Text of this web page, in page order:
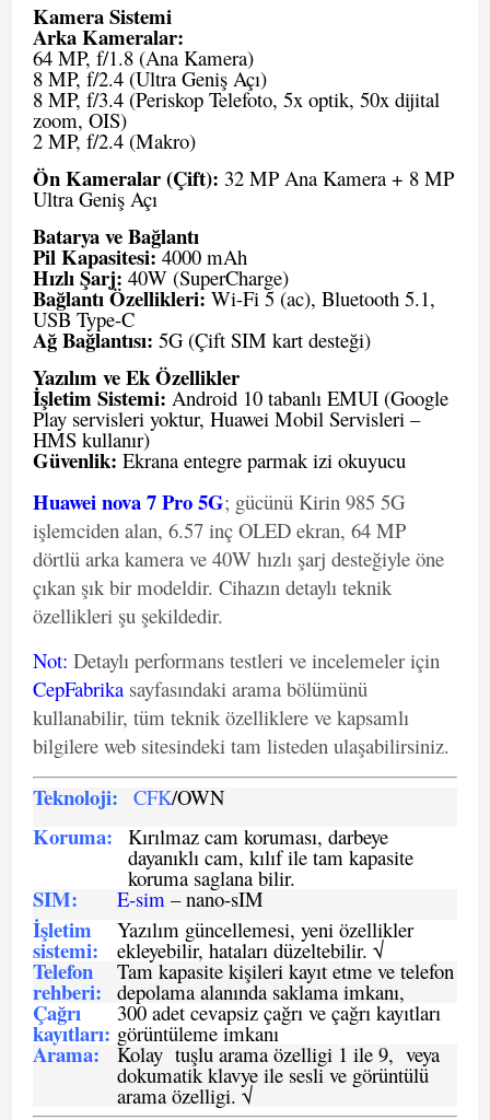
Kamera Sistemi
Arka Kameralar:
64 MP, f/1.8 (Ana Kamera)
8 MP, f/2.4 (Ultra Geniş Açı)
8 MP, f/3.4 (Periskop Telefoto, 5x optik, 50x dijital
zoom, OIS)
2 MP, f/2.4 (Makro)
Ön Kameralar (Çift): 32 MP Ana Kamera + 8 MP
Ultra Geniş Açı
Batarya ve Bağlantı
Pil Kapasitesi:4000 mAh
Hızlı Şarj: 40W (SuperCharge)
Bağlantı Özellikleri: Wi-Fi 5 (ac), Bluetooth 5.1,
USB Type-C
Ağ Bağlantısı: 5G (Çift SIM kart desteği)
Yazılım ve Ek Özellikler
İşletim Sistemi: Android 10 tabanlı EMUI (Google
Play servisleri yoktur, Huawei Mobil Servisleri –
HMS kullanır)
Güvenlik: Ekrana entegre parmak izi okuyucu
Huawei nova 7 Pro 5G; gücünü Kirin 985 5G
işlemciden alan, 6.57 inç OLED ekran, 64 MP
dörtlü arka kamera ve 40W hızlı şarj desteğiyle öne
çıkan şık bir modeldir. Cihazın detaylı teknik
özellikleri şu şekildedir.
Not: Detaylı performans testleri ve incelemeler için
CepFabrika sayfasındaki arama bölümünü
kullanabilir, tüm teknik özelliklere ve kapsamlı
bilgilere web sitesindeki tam listeden ulaşabilirsiniz.
Teknoloji: CFK/OWN
Koruma: Kırılmaz cam koruması, darbeye
dayanıklı cam, kılıf ile tam kapasite
koruma saglana bilir.
SIM: E-sim – nano-sIM
İşletim
sistemi:
Yazılım güncellemesi, yeni özellikler
ekleyebilir, hataları düzeltebilir. √
Telefon
rehberi:
Tam kapasite kişileri kayıt etme ve telefon
depolama alanında saklama imkanı,
Çağrı
kayıtları:
300 adet cevapsiz çağrı ve çağrı kayıtları
görüntüleme imkanı
Arama: Kolay tuşlu arama özelligi 1 ile 9, veya
dokumatik klavye ile sesli ve görüntülü
arama özelligi. √